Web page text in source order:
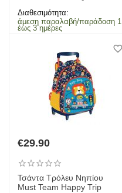
Cats
Διαθεσιμότητα:
άμεση παραλαβή/παράδοση 1
έως 3 ημέρες
€29.90
Τσάντα Τρόλευ Νηπίου
Must Team Happy Trip